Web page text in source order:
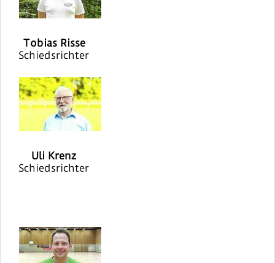
Tobias Risse
Schiedsrichter
Uli Krenz
Schiedsrichter